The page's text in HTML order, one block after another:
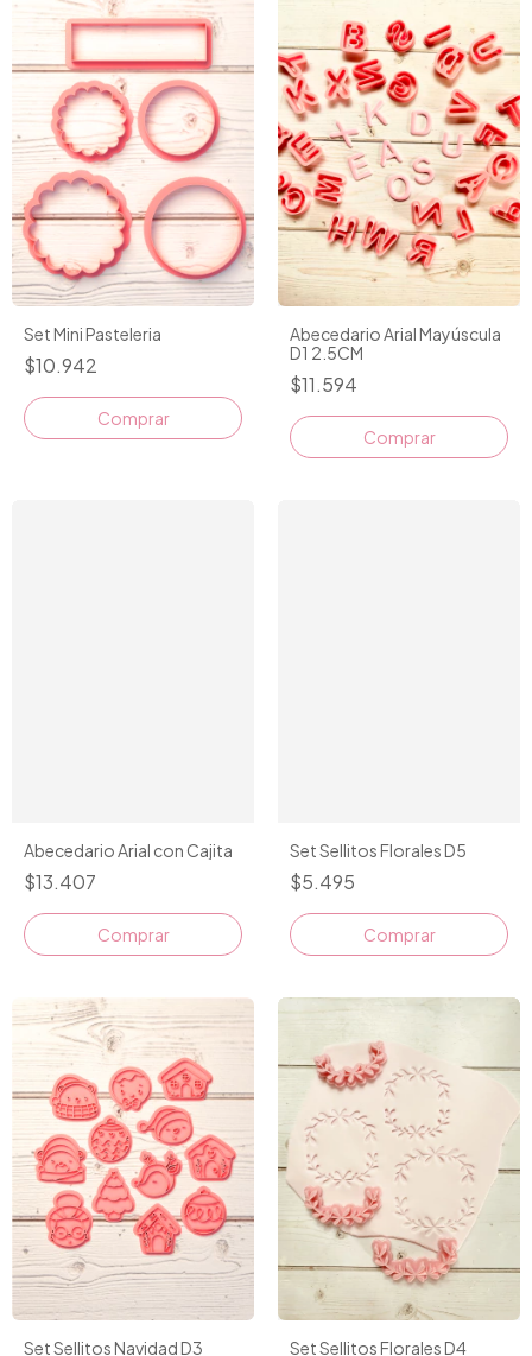
Set Mini Pasteleria
$10.942
Abecedario Arial Mayúscula
D1 2.5CM
$11.594
Comprar
Abecedario Arial con Cajita
$13.407
Comprar
Set Sellitos Florales D5
$5.495
Set Sellitos Navidad D3 Set Sellitos Florales D4